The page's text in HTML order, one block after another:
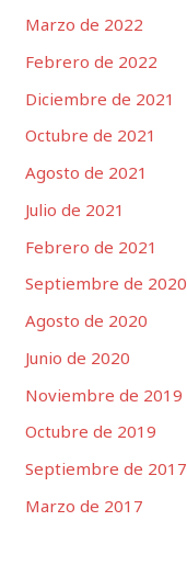
Marzo de 2022
Febrero de 2022
Diciembre de 2021
Octubre de 2021
Agosto de 2021
Julio de 2021
Febrero de 2021
Septiembre de 2020
Agosto de 2020
Junio ​​de 2020
Noviembre de 2019
Octubre de 2019
Septiembre de 2017
Marzo de 2017